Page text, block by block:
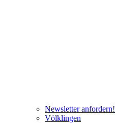
Newsletter anfordern!
Völklingen